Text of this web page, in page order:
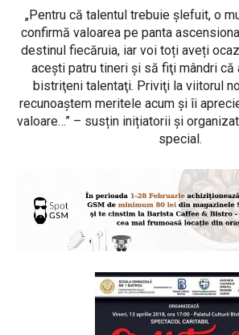
„Pentru că talentul trebuie şlefuit, o
confirmă valoarea pe panta
destinul fiecăruia, iar voi toți aveți
acești patru tineri și să fiţi mândri că
bistriţeni talentaţi. Priviţi la viitorul
recunoaştem meritele acum şi îi
valoare…” – susțin inițiatorii și
special.